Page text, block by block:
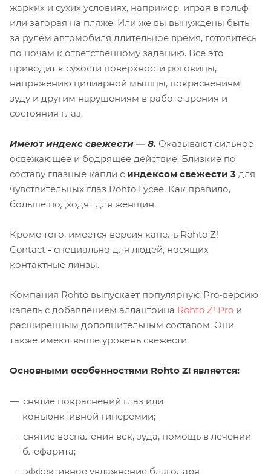
жарких и сухих условиях, например, играя в гольф
или загорая на пляже. Или же вы вынуждены быть
за рулём автомобиля длительное время, готовитесь
по ночам к ответственному заданию. Всё это
приводит к сухости поверхности роговицы,
напряжению цилиарной мышцы, покраснениям,
зуду и другим нарушениям в работе зрения и
состояния глаз.
Имеют индекс свежести ― 8. Оказывают сильное
освежающее и бодрящее действие. Близкие по
составу глазные капли с индексом свежести 3 для
чувствительных глаз Rohto Lycee. Как правило,
больше подходят для женщин.
Кроме того, имеется версия капель Rohto Z!
Contact - специально для людей, носящих
контактные линзы.
Компания Rohto выпускает популярную Pro-версию
капель с добавлением аллантоина Rohto Z! Pro и
расширенным дополнительным составом. Они
также имеют выше уровень свежести.
Основными особенностями Rohto Z! является:
снятие покраснений глаз или
конъюнктивной гиперемии;
снятие воспаления век, зуда, помощь в лечении
блефарита;
эффективное увлажнение благодаря